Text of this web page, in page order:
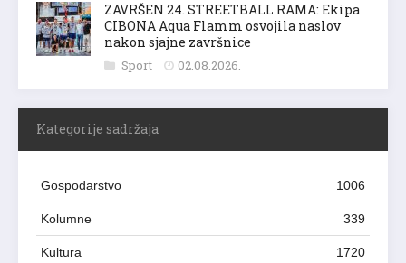
ZAVRŠEN 24. STREETBALL RAMA: Ekipa
CIBONA Aqua Flamm osvojila naslov
nakon sjajne završnice
Sport 02.08.2026.
Kategorije sadržaja
Gospodarstvo 1006
Kolumne 339
Kultura 1720